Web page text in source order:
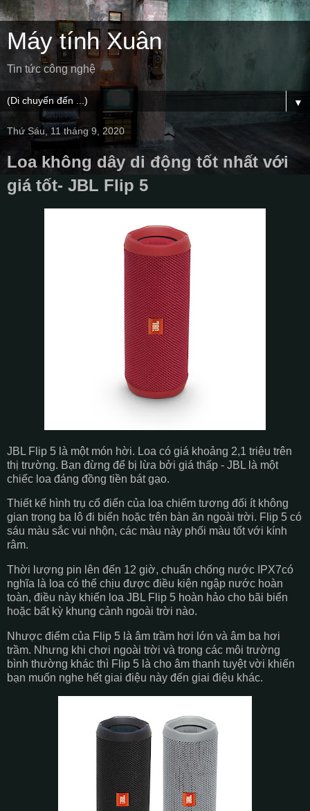
Máy tính Xuân
Tin tức công nghệ
▼
Thứ Sáu, 11 tháng 9, 2020
Loa không dây di động tốt nhất với
giá tốt- JBL Flip 5
JBL Flip 5 là một món hời. Loa có giá khoảng 2,1 triệu trên
thị trường. Bạn đừng để bị lừa bởi giá thấp - JBL là một
chiếc loa đáng đồng tiền bát gạo.
Thiết kế hình trụ cổ điển của loa chiếm tương đối ít không
gian trong ba lô đi biển hoặc trên bàn ăn ngoài trời. Flip 5 có
sáu màu sắc vui nhộn, các màu này phối màu tốt với kính
râm.
Thời lượng pin lên đến 12 giờ, chuẩn chống nước IPX7có
nghĩa là loa có thể chịu được điều kiện ngập nước hoàn
toàn, điều này khiến loa JBL Flip 5 hoàn hảo cho bãi biển
hoặc bất kỳ khung cảnh ngoài trời nào.
Nhược điểm của Flip 5 là âm trầm hơi lớn và âm ba hơi
trầm. Nhưng khi chơi ngoài trời và trong các môi trường
bình thường khác thì Flip 5 là cho âm thanh tuyệt vời khiến
bạn muốn nghe hết giai điệu này đến giai điệu khác.